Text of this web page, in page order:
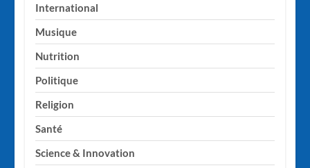
International
Musique
Nutrition
Politique
Religion
Santé
Science & Innovation